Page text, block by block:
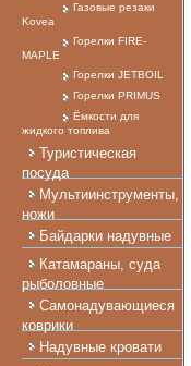
Газовые резаки
Kovea
Горелки FIRE-
MAPLE
Горелки JETBOIL
Горелки PRIMUS
Ёмкости для
жидкого топлива
Туристическая
посуда
Мультиинструменты,
ножи
Байдарки надувные
Катамараны, суда
рыболовные
Самонадувающиеся
коврики
Надувные кровати